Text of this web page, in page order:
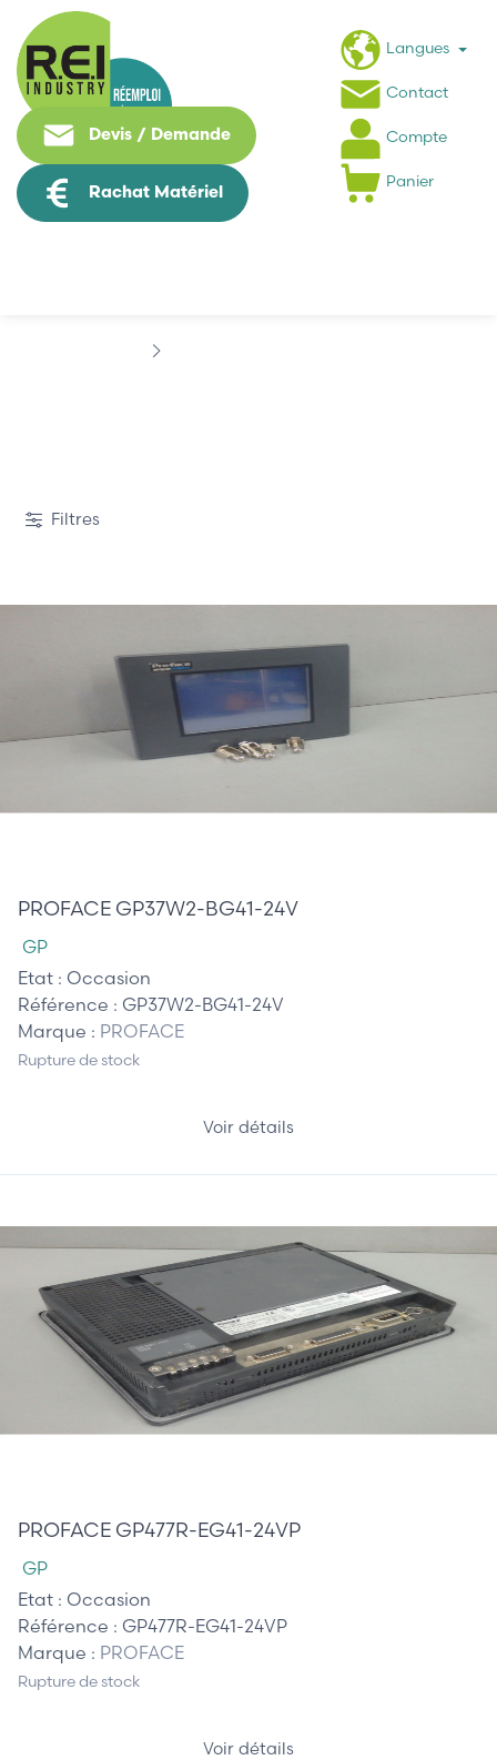
Devis / Demande
Rachat Matériel
Langues
Contact
Compte
Panier
Filtres
PROFACE GP37W2-BG41-24V
GP
Etat : Occasion
Référence : GP37W2-BG41-24V
Marque : PROFACE
Rupture de stock
Voir détails
PROFACE GP477R-EG41-24VP
GP
Etat : Occasion
Référence : GP477R-EG41-24VP
Marque : PROFACE
Rupture de stock
Voir détails